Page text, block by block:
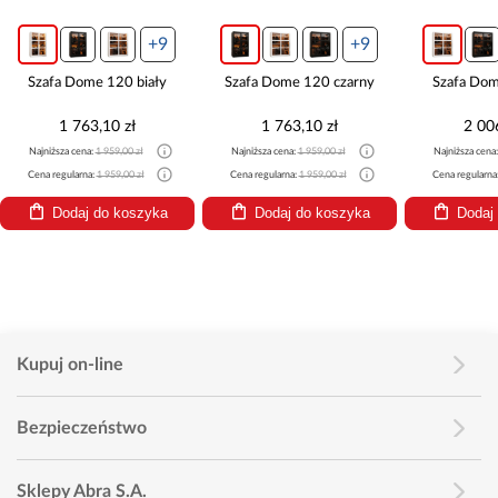
+9
120 biały
1 959,00 zł
1 959,00 zł
koszyka
+9
Szafa Dome 120 czarny
Najniższa cena: 1 959,00 zł
Cena regularna: 1 959,00 zł
Dodaj do koszyka
+9
Szafa Dome 150 biały
Najniższa cena: 2 229,00 zł
Cena regularna: 2 229,00 zł
Dodaj do koszyka
Kupuj on-line
Bezpieczeństwo
Sklepy Abra S.A.